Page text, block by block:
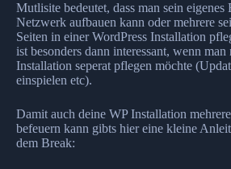
Mutlisite bedeutet, dass man sein eigenes
Netzwerk aufbauen kann oder mehrere
Seiten in einer WordPress Installation
ist besonders dann interessant, wenn man
Installation seperat pflegen möchte
einspielen etc).
Damit auch deine WP Installation
befeuern kann gibts hier eine kleine
dem Break: